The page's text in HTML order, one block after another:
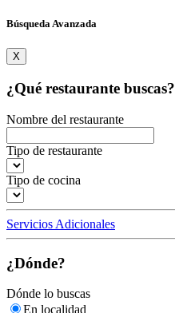
Búsqueda Avanzada
X
¿Qué restaurante buscas?
Nombre del restaurante
Tipo de restaurante
Tipo de cocina
Servicios Adicionales
¿Dónde?
Dónde lo buscas
En localidad